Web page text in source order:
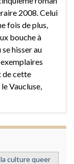
2008. Celui
fois de plus,
bouche à
hisser au
de cette
Vaucluse,
culture queer